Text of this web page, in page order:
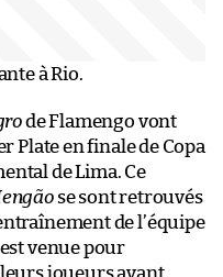
à Rio.
de Flamengo vont
Plate en finale de Copa
de Lima. Ce
se sont retrouvés
de l’équipe
venue pour
joueurs avant